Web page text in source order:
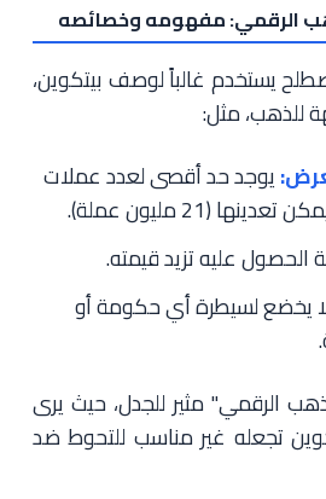
الرقمي: مفهومه وخصائصه
يستخدم غالباً لوصف بيتكوين،
للذهب، مثل:
يوجد حد أقصى لعدد عملات
(21 مليون عملة).
الحصول عليه تزيد قيمته.
يخضع لسيطرة أي حكومة أو
الرقمي" مثير للجدل، حيث يرى
تجعله غير مناسب للتحوط ضد